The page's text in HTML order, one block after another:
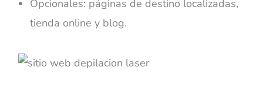
Opcionales: páginas de destino localizadas,
tienda online y blog.